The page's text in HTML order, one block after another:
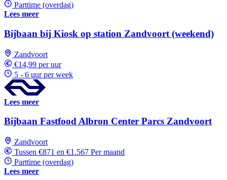
Parttime (overdag)
Lees meer
Bijbaan bij Kiosk op station Zandvoort (weekend)
Zandvoort
€14,99 per uur
5 - 6 uur per week
Lees meer
Bijbaan Fastfood Albron Center Parcs Zandvoort
Zandvoort
Tussen €871 en €1.567 Per maand
Parttime (overdag)
Lees meer